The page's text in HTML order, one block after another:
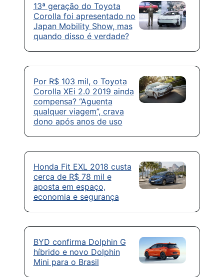
13ª geração do Toyota
Corolla foi apresentado no
Japan Mobility Show, mas
quando disso é verdade?
Por R$ 103 mil, o Toyota
Corolla XEi 2.0 2019 ainda
compensa? “Aguenta
qualquer viagem”, crava
dono após anos de uso
Honda Fit EXL 2018 custa
cerca de R$ 78 mil e
aposta em espaço,
economia e segurança
BYD confirma Dolphin G
híbrido e novo Dolphin
Mini para o Brasil